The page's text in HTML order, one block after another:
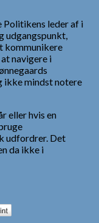
Politikens leder af i
udgangspunkt,
kommunikere
navigere i
ikke mindst notere
eller hvis en
udfordrer. Det
da ikke i